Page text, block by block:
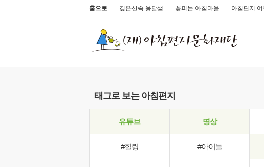
홈으로 깊은산속 옹달샘 꽃피는 아침마을 아침편지 여
태그로 보는 아침편지
유튜브 명상
#힐링 #아이들